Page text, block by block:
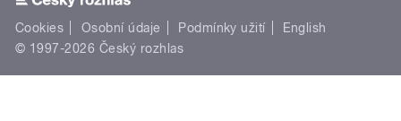
Cookies Osobní údaje Podmínky užití
English
© 1997-2026 Český rozhlas